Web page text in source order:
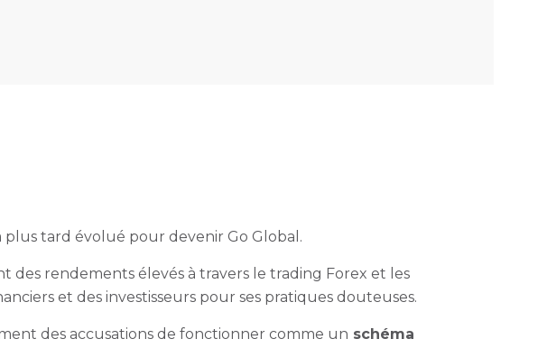
plus tard évolué pour devenir Go Global.
des rendements élevés à travers le trading Forex et les
et des investisseurs pour ses pratiques douteuses.
des accusations de fonctionner comme un schéma